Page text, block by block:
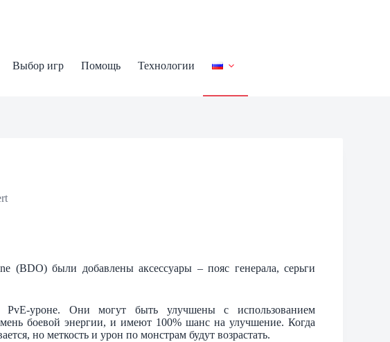
Выбор игр Помощь Технологии
(BDO) были добавлены аксессуары – пояс генерала, серьги
PvE-уроне. Они могут быть улучшены с использованием
боевой энергии, и имеют 100% шанс на улучшение. Когда
но меткость и урон по монстрам будут возрастать.